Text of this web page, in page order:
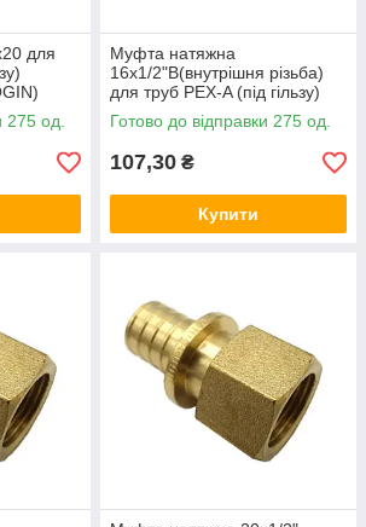
для
275 од.
Муфта натяжна
16x1/2"В(внутрішня різьба)
для труб PEX-A (під гільзу)
латунна V&G (VALOGIN)
Готово до відправки 275 од.
107,30 ₴
Купити